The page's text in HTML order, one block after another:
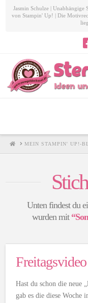
Jasmin Schulze |
von Stampin' Up! | Die
HOMEMEIN STAMPIN' UP!-
Unten findest du
wurden mit
Hast du schon die neue
gab es die diese